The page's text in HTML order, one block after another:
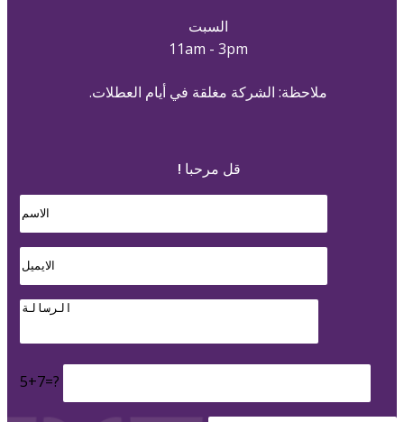
السبت
11am - 3pm
ملاحظة: الشركة مغلقة في أيام العطلات.
قل مرحبا !
5+7=?